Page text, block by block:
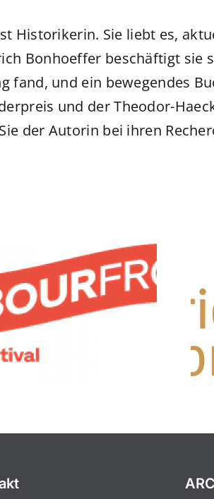
Historikerin. Sie liebt es,
Bonhoeffer beschäftigt sie
fand, und ein bewegendes
und der Theodor-
der Autorin bei ihren